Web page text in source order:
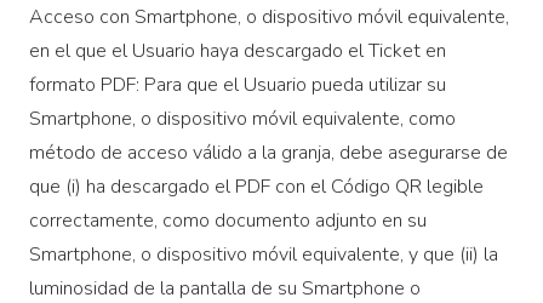
Acceso con Smartphone, o dispositivo móvil equivalente,
en el que el Usuario haya descargado el Ticket en
formato PDF: Para que el Usuario pueda utilizar su
Smartphone, o dispositivo móvil equivalente, como
método de acceso válido a la granja, debe asegurarse de
que (i) ha descargado el PDF con el Código QR legible
correctamente, como documento adjunto en su
Smartphone, o dispositivo móvil equivalente, y que (ii) la
luminosidad de la pantalla de su Smartphone o